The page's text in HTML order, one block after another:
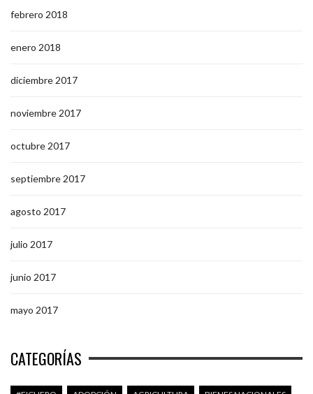
febrero 2018
enero 2018
diciembre 2017
noviembre 2017
octubre 2017
septiembre 2017
agosto 2017
julio 2017
junio 2017
mayo 2017
CATEGORÍAS